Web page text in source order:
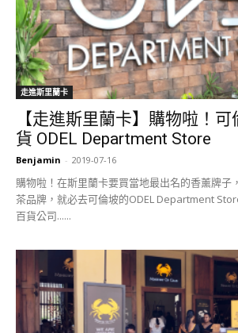
走進斯里蘭卡
【走進斯里蘭卡】購物啦！
貨 ODEL Department Store
Benjamin - 2019-07-16
購物啦！在斯里蘭卡要買當地最出名的香薰牌子
茶品牌，就必去可倫坡的ODEL Department
百貨公司......